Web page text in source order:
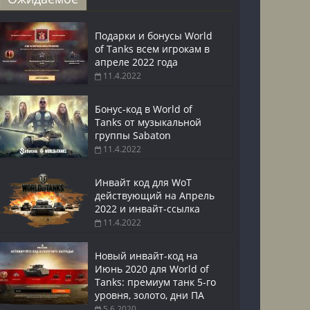
Подарки и бонусы World
of Tanks всем игрокам в
апреле 2022 года
11.4.2022
Бонус-код в World of
Tanks от музыкальной
группы Sabaton
11.4.2022
Инвайт код для WoT
действующий на Апрель
2022 и инвайт-ссылка
11.4.2022
Новый инвайт-код на
Июнь 2020 для World of
Tanks: премиум танк 5-го
уровня, золото, дни ПА